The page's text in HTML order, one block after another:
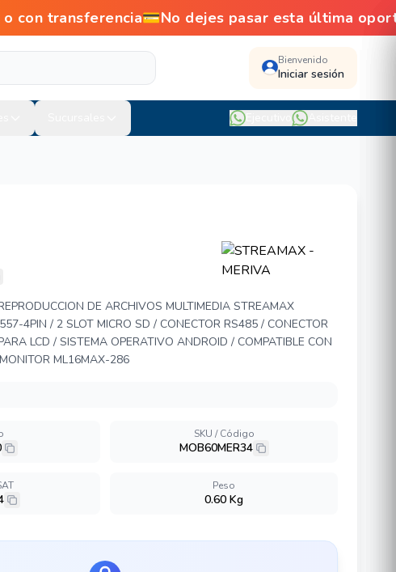
con transferencia💳No dejes pasar esta última
Bienvenido
Iniciar sesión
- MERIVA MIMS100
DE ARCHIVOS MULTIMEDIA STREAMAX
4PIN / 2 SLOT MICRO SD / CONECTOR RS485 / CONECTOR
LCD / SISTEMA OPERATIVO ANDROID / COMPATIBLE CON
ML16MAX-286
SKU / Código
MOB60MER34
Peso
0.60 Kg